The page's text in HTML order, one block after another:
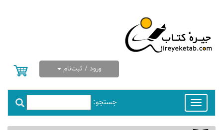
ورود / ثبت‌نام
جستجو:
Toggle
navigation